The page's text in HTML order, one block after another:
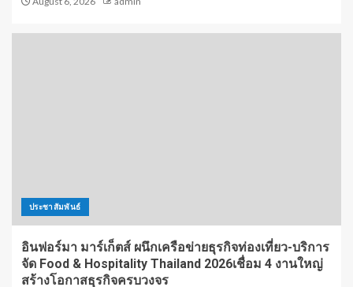
ประชาสัมพันธ์
อินฟอร์มา มาร์เก็ตส์ ผนึกเครือข่ายธุรกิจท่องเที่ยว-บริการ
จัด Food & Hospitality Thailand 2026เชื่อม 4 งานใหญ่
สร้างโอกาสธุรกิจครบวงจร